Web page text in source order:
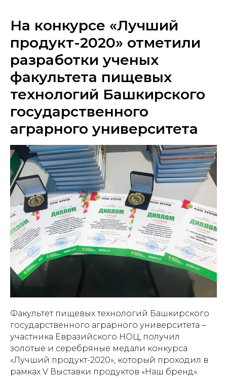
На конкурсе «Лучший
продукт-2020» отметили
разработки ученых
факультета пищевых
технологий Башкирского
государственного
аграрного университета
Факультет пищевых технологий Башкирского
государственного аграрного университета –
участника Евразийского НОЦ, получил
золотые и серебряные медали конкурса
«Лучший продукт-2020», который проходил в
рамках V Выставки продуктов «Наш бренд».